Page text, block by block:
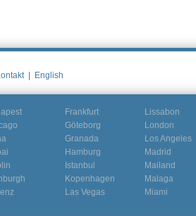
English
Frankfurt
Göteborg
Granada
Hamburg
Istanbul
Kopenhagen
Las Vegas
Lissabon
London
Los Angeles
Madrid
Mailand
Malaga
Miami